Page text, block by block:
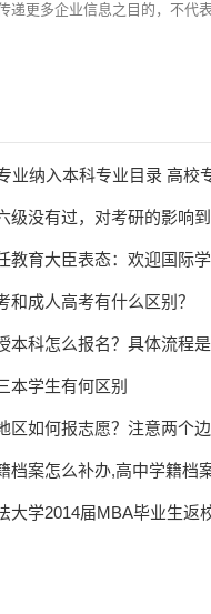
递更多企业信息之目的，不代
业纳入本科专业目录 高校
级没有过，对考研的影响到
教育大臣表态：欢迎国际
和成人高考有什么区别？
本科怎么报名？具体流程是
本学生有何区别
区如何报志愿？注意两个
档案怎么补办,高中学籍档
大学2014届MBA毕业生返